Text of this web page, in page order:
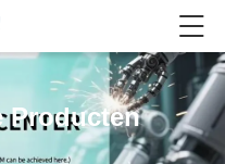
Producten